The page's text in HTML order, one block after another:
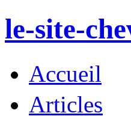
le-site-
Accueil
Articles